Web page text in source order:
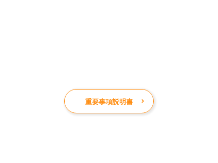
重要事項説明書